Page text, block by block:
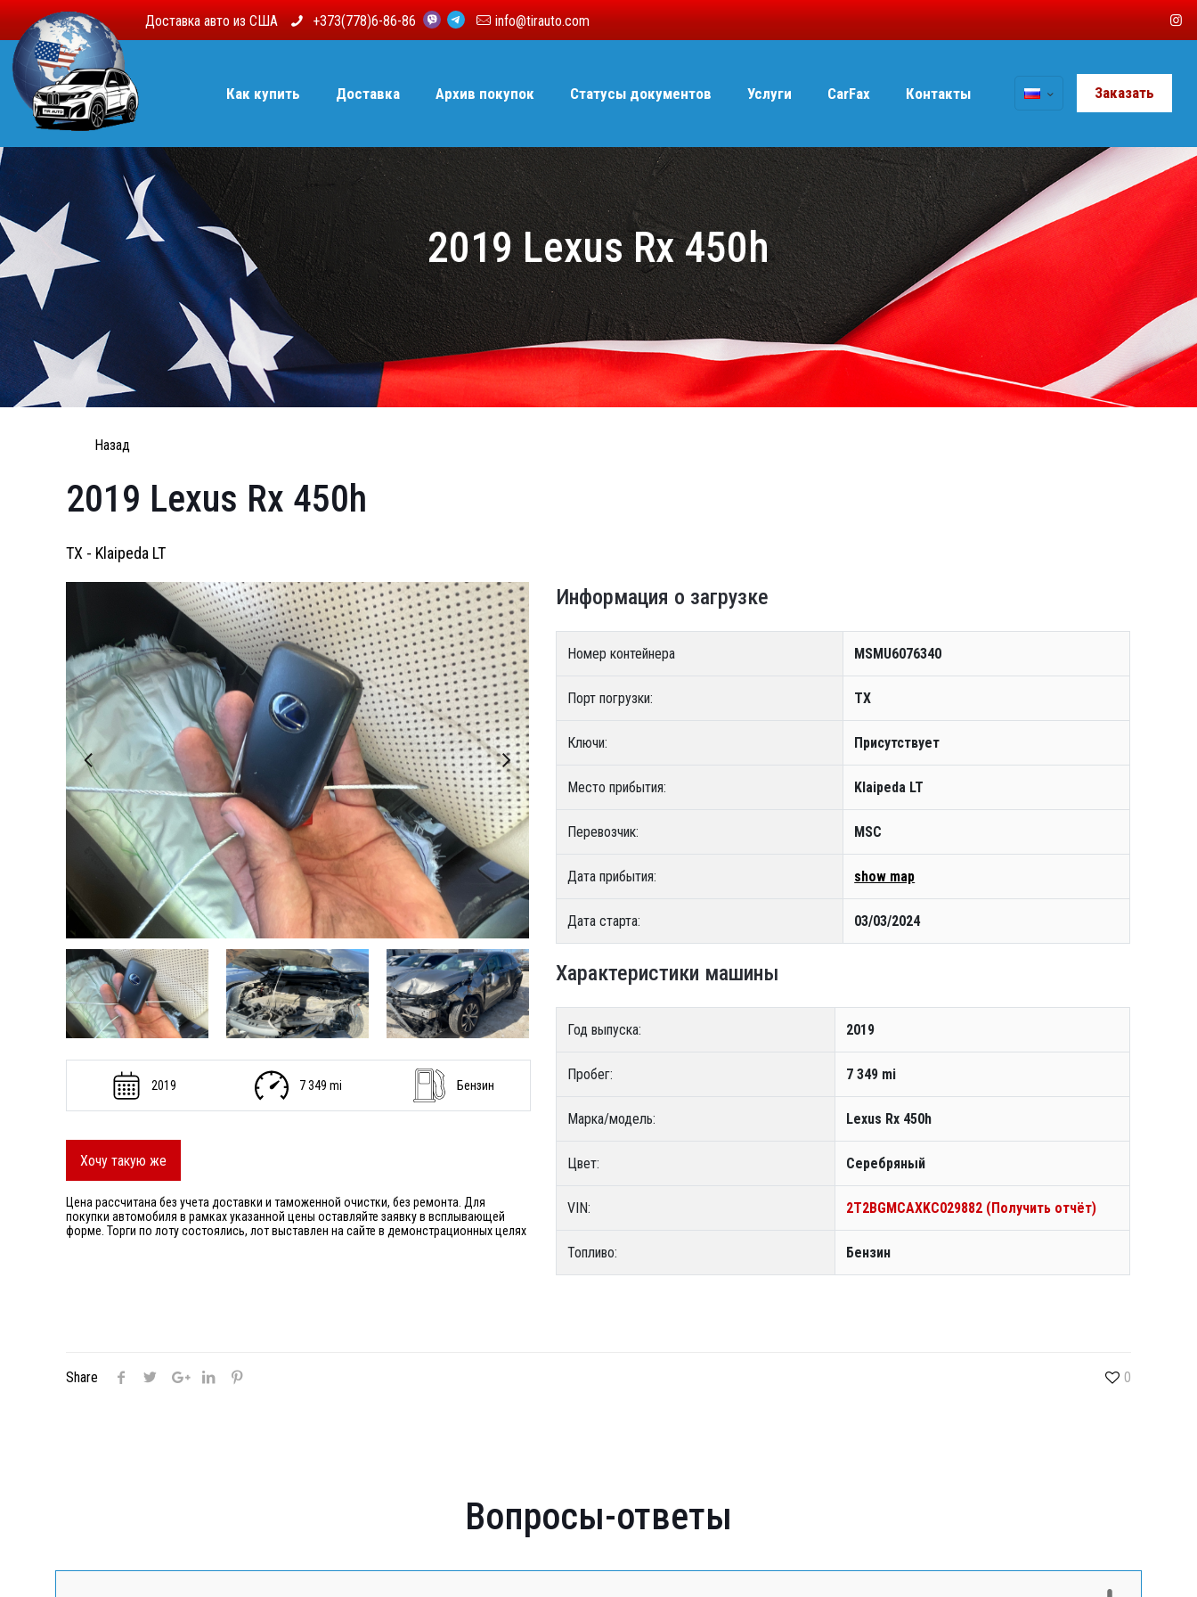
Доставка авто из США +373(778)6-86-86 info@tirauto.com
Как купить Доставка Архив покупок Статусы документов Услуги CarFax Контакты Заказать
2019 Lexus Rx 450h
Назад
2019 Lexus Rx 450h
TX - Klaipeda LT
2019 7 349 mi Бензин
Хочу такую же
Цена рассчитана без учета доставки и таможенной очистки, без ремонта. Для
покупки автомобиля в рамках указанной цены оставляйте заявку в всплывающей
форме. Торги по лоту состоялись, лот выставлен на сайте в демонстрационных целях
Информация о загрузке
Номер контейнера MSMU6076340
Порт погрузки: TX
Ключи: Присутствует
Место прибытия: Klaipeda LT
Перевозчик: MSC
Дата прибытия: show map
Дата старта: 03/03/2024
Характеристики машины
Год выпуска: 2019
Пробег: 7 349 mi
Марка/модель: Lexus Rx 450h
Цвет: Серебряный
VIN: 2T2BGMCAXKC029882 (Получить отчёт)
Топливо: Бензин
Share 0
Вопросы-ответы